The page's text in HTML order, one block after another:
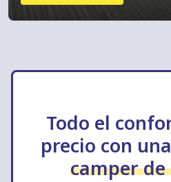
Todo el
precio con una
camper de